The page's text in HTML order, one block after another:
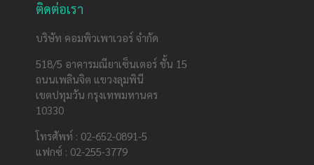
ติดต่อเรา
บริษัท คอมพิวเพาเวอร์ จำกัด
518/5 อาคารมณียาเซ็นเตอร์ ชั้น 15
ถนนเพลินจิต แขวงลุมพินี
เขตปทุมวัน กรุงเทพมหานคร
10330
โทรศัพท์ : 02-652-0891-5
แฟกซ์ : 02-255-3779